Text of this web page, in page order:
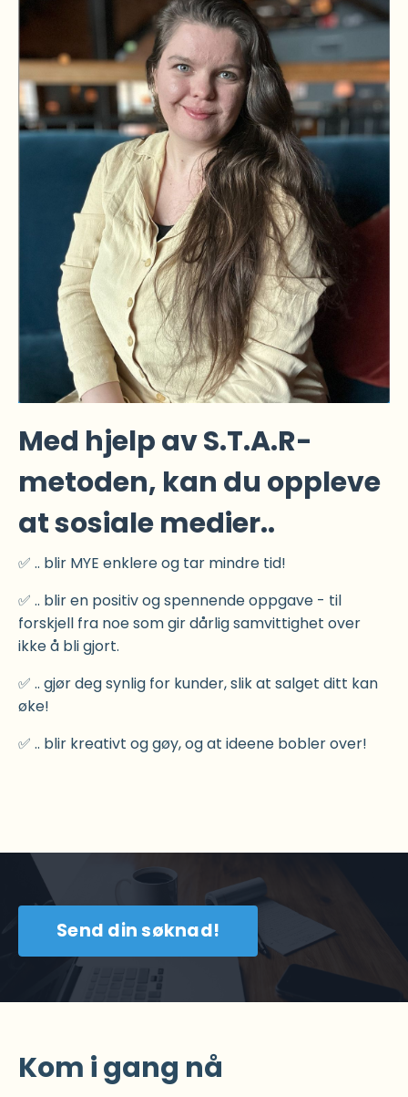
Med hjelp av S.T.A.R-
metoden, kan du oppleve
at sosiale medier..
✅ .. blir MYE enklere og tar mindre tid!
✅ .. blir en positiv og spennende oppgave - til
forskjell fra noe som gir dårlig samvittighet over
ikke å bli gjort.
✅ .. gjør deg synlig for kunder, slik at salget ditt kan
øke!
✅ .. blir kreativt og gøy, og at ideene bobler over!
Send din søknad!
Kom i gang nå